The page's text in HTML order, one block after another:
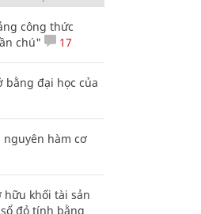
công thức
chú"
17
đại học của
nguyên hàm cơ
hữu khối tài sản
đỏ tính bằng